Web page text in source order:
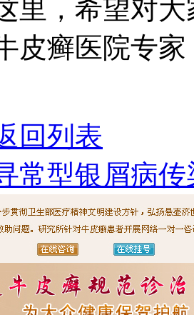
里，希望对
皮癣医院专
回列表
常型银屑病传